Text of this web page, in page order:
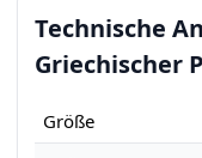
Technische
Griechischer
Größe